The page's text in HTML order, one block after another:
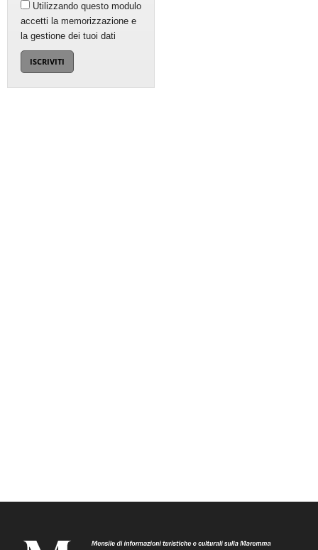
Utilizzando questo modulo
accetti la memorizzazione e
la gestione dei tuoi dati